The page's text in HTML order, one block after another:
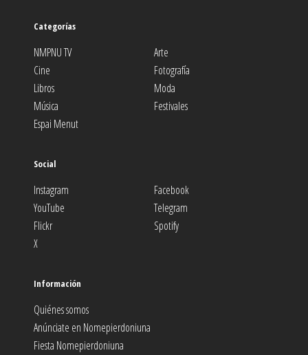
Categorías
NMPNU TV
Arte
Cine
Fotografía
Libros
Moda
Música
Festivales
Espai Menut
Social
Instagram
Facebook
YouTube
Telegram
Flickr
Spotify
X
Información
Quiénes somos
Anúnciate en Nomepierdoniuna
Fiesta Nomepierdoniuna